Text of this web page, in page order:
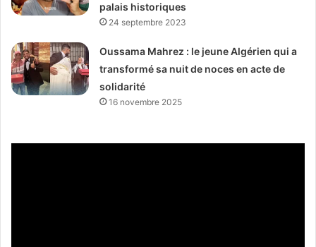
palais historiques
24 septembre 2023
Oussama Mahrez : le jeune Algérien qui a
transformé sa nuit de noces en acte de
solidarité
16 novembre 2025